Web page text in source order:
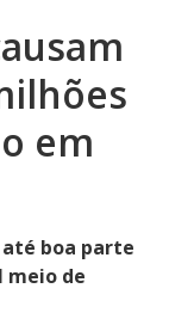
em
boa parte
meio de